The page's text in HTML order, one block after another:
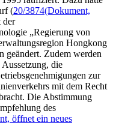
(20/3874(Dokument,
der
„Regierung von
Hongkong
geändert. Zudem werden
die
zur
mit dem Recht
Die Abstimmung
des
öffnet ein neues